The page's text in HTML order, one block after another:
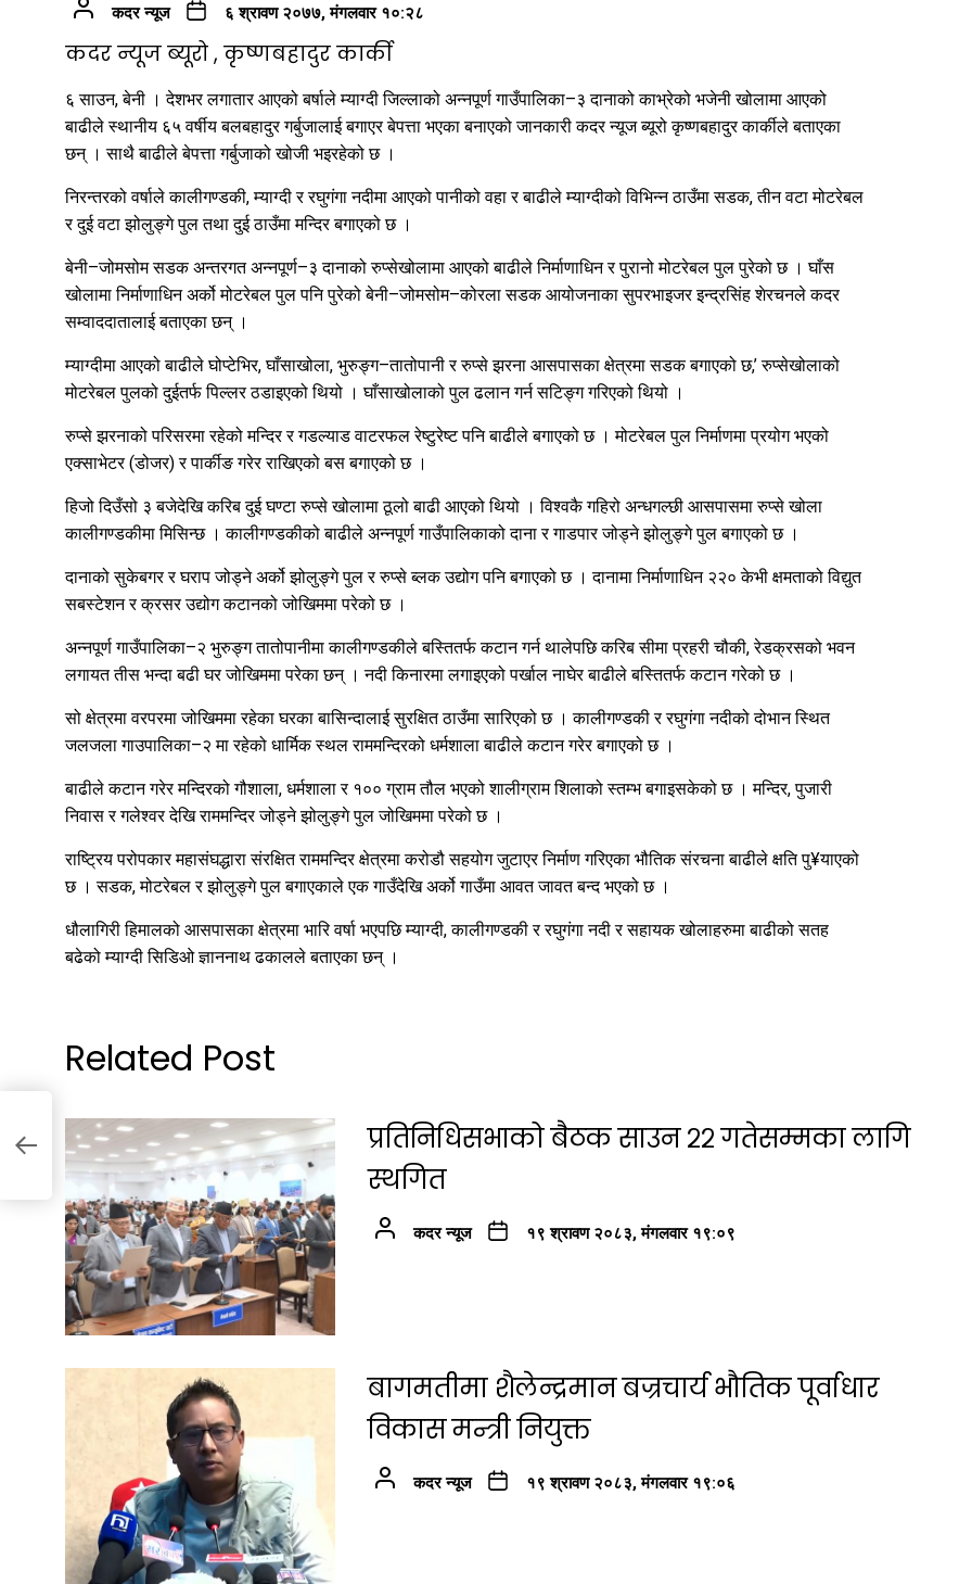
कदर न्यूज ६ श्रावण २०७७, मंगलवार १०:२८
कदर न्यूज ब्यूरो , कृष्णबहादुर कार्की
६ साउन, बेनी । देशभर लगातार आएको बर्षाले म्याग्दी जिल्लाको अन्नपूर्ण गाउँपालिका–३ दानाको काभ्रेको भजेनी खोलामा आएको
बाढीले स्थानीय ६५ वर्षीय बलबहादुर गर्बुजालाई बगाएर बेपत्ता भएका बनाएको जानकारी कदर न्यूज ब्यूरो कृष्णबहादुर कार्कीले बताएका
छन् । साथै बाढीले बेपत्ता गर्बुजाको खोजी भइरहेको छ ।
निरन्तरको वर्षाले कालीगण्डकी, म्याग्दी र रघुगंगा नदीमा आएको पानीको वहा र बाढीले म्याग्दीको विभिन्न ठाउँमा सडक, तीन वटा मोटरेबल
र दुई वटा झोलुङ्गे पुल तथा दुई ठाउँमा मन्दिर बगाएको छ ।
बेनी–जोमसोम सडक अन्तरगत अन्नपूर्ण–३ दानाको रुप्सेखोलामा आएको बाढीले निर्माणाधिन र पुरानो मोटरेबल पुल पुरेको छ । घाँस
खोलामा निर्माणाधिन अर्को मोटरेबल पुल पनि पुरेको बेनी–जोमसोम–कोरला सडक आयोजनाका सुपरभाइजर इन्द्रसिंह शेरचनले कदर
सम्वाददातालाई बताएका छन् ।
म्याग्दीमा आएको बाढीले घोप्टेभिर, घाँसाखोला, भुरुङ्ग–तातोपानी र रुप्से झरना आसपासका क्षेत्रमा सडक बगाएको छ,’ रुप्सेखोलाको
मोटरेबल पुलको दुईतर्फ पिल्लर ठडाइएको थियो । घाँसाखोलाको पुल ढलान गर्न सटिङ्ग गरिएको थियो ।
रुप्से झरनाको परिसरमा रहेको मन्दिर र गडल्याड वाटरफल रेष्टुरेष्ट पनि बाढीले बगाएको छ । मोटरेबल पुल निर्माणमा प्रयोग भएको
एक्साभेटर (डोजर) र पार्कीङ गरेर राखिएको बस बगाएको छ ।
हिजो दिउँसो ३ बजेदेखि करिब दुई घण्टा रुप्से खोलामा ठूलो बाढी आएको थियो । विश्वकै गहिरो अन्धगल्छी आसपासमा रुप्से खोला
कालीगण्डकीमा मिसिन्छ । कालीगण्डकीको बाढीले अन्नपूर्ण गाउँपालिकाको दाना र गाडपार जोड्ने झोलुङ्गे पुल बगाएको छ ।
दानाको सुकेबगर र घराप जोड्ने अर्को झोलुङ्गे पुल र रुप्से ब्लक उद्योग पनि बगाएको छ । दानामा निर्माणाधिन २२० केभी क्षमताको विद्युत
सबस्टेशन र क्रसर उद्योग कटानको जोखिममा परेको छ ।
अन्नपूर्ण गाउँपालिका–२ भुरुङ्ग तातोपानीमा कालीगण्डकीले बस्तितर्फ कटान गर्न थालेपछि करिब सीमा प्रहरी चौकी, रेडक्रसको भवन
लगायत तीस भन्दा बढी घर जोखिममा परेका छन् । नदी किनारमा लगाइएको पर्खाल नाघेर बाढीले बस्तितर्फ कटान गरेको छ ।
सो क्षेत्रमा वरपरमा जोखिममा रहेका घरका बासिन्दालाई सुरक्षित ठाउँमा सारिएको छ । कालीगण्डकी र रघुगंगा नदीको दोभान स्थित
जलजला गाउपालिका–२ मा रहेको धार्मिक स्थल राममन्दिरको धर्मशाला बाढीले कटान गरेर बगाएको छ ।
बाढीले कटान गरेर मन्दिरको गौशाला, धर्मशाला र १०० ग्राम तौल भएको शालीग्राम शिलाको स्तम्भ बगाइसकेको छ । मन्दिर, पुजारी
निवास र गलेश्वर देखि राममन्दिर जोड्ने झोलुङ्गे पुल जोखिममा परेको छ ।
राष्ट्रिय परोपकार महासंघद्धारा संरक्षित राममन्दिर क्षेत्रमा करोडौ सहयोग जुटाएर निर्माण गरिएका भौतिक संरचना बाढीले क्षति पु¥याएको
छ । सडक, मोटरेबल र झोलुङ्गे पुल बगाएकाले एक गाउँदेखि अर्को गाउँमा आवत जावत बन्द भएको छ ।
धौलागिरी हिमालको आसपासका क्षेत्रमा भारि वर्षा भएपछि म्याग्दी, कालीगण्डकी र रघुगंगा नदी र सहायक खोलाहरुमा बाढीको सतह
बढेको म्याग्दी सिडिओ ज्ञाननाथ ढकालले बताएका छन् ।
Related Post
प्रतिनिधिसभाको बैठक साउन २२ गतेसम्मका लागि
स्थगित
कदर न्यूज १९ श्रावण २०८३, मंगलवार १९:०९
बागमतीमा शैलेन्द्रमान बज्रचार्य भौतिक पूर्वाधार
विकास मन्त्री नियुक्त
कदर न्यूज १९ श्रावण २०८३, मंगलवार १९:०६